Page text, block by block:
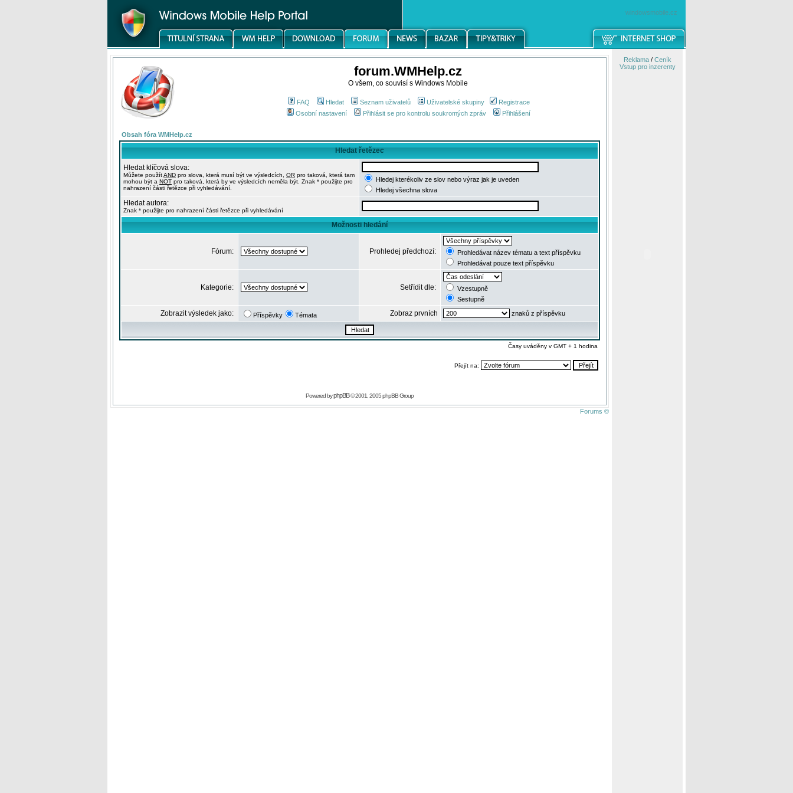
windowsmobile.cz
forum.WMHelp.cz
O všem, co souvisí s Windows Mobile
FAQ Hledat Seznam uživatelů Uživatelské skupiny
Registrace
Osobní nastavení
Přihlásit se pro kontrolu soukromých zpráv Přihlášení
Obsah fóra WMHelp.cz
Hledat řetězec
Hledat klíčová slova:
Můžete použítAND pro slova, která musí být ve výsledcích, OR pro taková, která tam
mohou být a NOT pro taková, která by ve výsledcích neměla být. Znak * použijte pro
nahrazení části řetězce při vyhledávání.
Hledej kterékoliv ze slov nebo výraz jak je uveden
Hledej všechna slova
Hledat autora:
Znak * použijte pro nahrazení části řetězce při vyhledávání
Možnosti hledání
Fórum: Prohledej předchozí:
Prohledávat název tématu a text příspěvku
Prohledávat pouze text příspěvku
Kategorie: Setřídit dle:
Vzestupně
Sestupně
Zobrazit výsledek jako: Příspěvky Témata Zobraz prvních znaků z příspěvku
Časy uváděny v GMT + 1 hodina
Přejít na:
Powered byphpBB© 2001, 2005 phpBB Group
Forums ©
Reklama/ Ceník
Vstup pro inzerenty